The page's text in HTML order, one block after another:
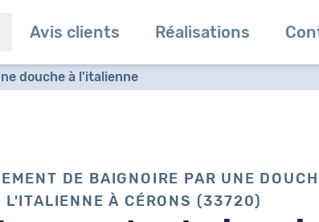
Avis clients Réalisations
douche à l'italienne
DE BAIGNOIRE PAR UNE
L'ITALIENNE À CÉRONS (33720)